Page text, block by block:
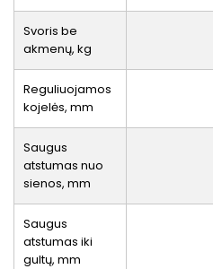
Svoris be
akmenų, kg
Reguliuojamos
kojelės, mm
Saugus
atstumas nuo
sienos, mm
Saugus
atstumas iki
gultų, mm